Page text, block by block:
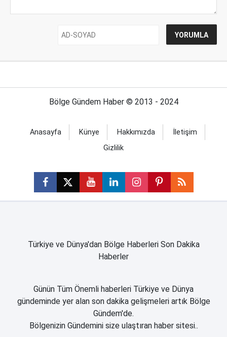
Bölge Gündem Haber © 2013 - 2024
Anasayfa Künye Hakkımızda
İletişim
Gizlilik
Türkiye ve Dünya'dan Bölge Haberleri Son Dakika
Haberler
Günün Tüm Önemli haberleri Türkiye ve Dünya
gündeminde yer alan son dakika gelişmeleri artık Bölge
Gündem'de.
Bölgenizin Gündemini size ulaştıran haber sitesi..